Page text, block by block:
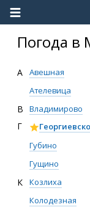
Погода в
А
Авешная
Ателевица
В Владимирово
Г
Губино
Гущино
К
Козлиха
Колодезная